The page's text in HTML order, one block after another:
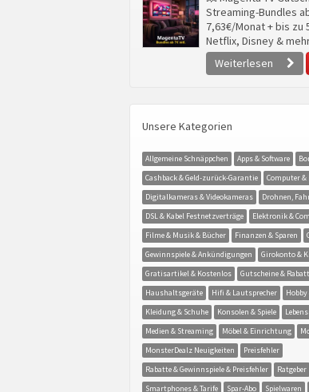
Streaming-Bundles
7,63€/Monat + bis zu
Netflix, Disney &
Weiterlesen
Unsere Kategorien
Allgemeine Schnäppchen Apps & Software
Cashback & Geld-zurück-Garantie
Computer &
Digitalkameras & Videokameras
Drohnen,
DSL & Kabel Festnetzverträge
Elektronik &
Filme & Musik & Bücher
Finanzen & Sparen
Gewinnspiele & Ankündigungen
Girokonto &
Gratisartikel & Kostenlos
Gutscheine &
Haushaltsgeräte
Hifi & Lautsprecher
Kleidung & Schuhe
Konsolen & Spiele
Medien & Streaming
Möbel & Einrichtung
MonsterDealz Neuigkeiten
Preisfehler
Rabatte & Gewinnspiele & Preisfehler
Ratgeber
Smartphones & Tarife
Spar-Abo Spielwaren